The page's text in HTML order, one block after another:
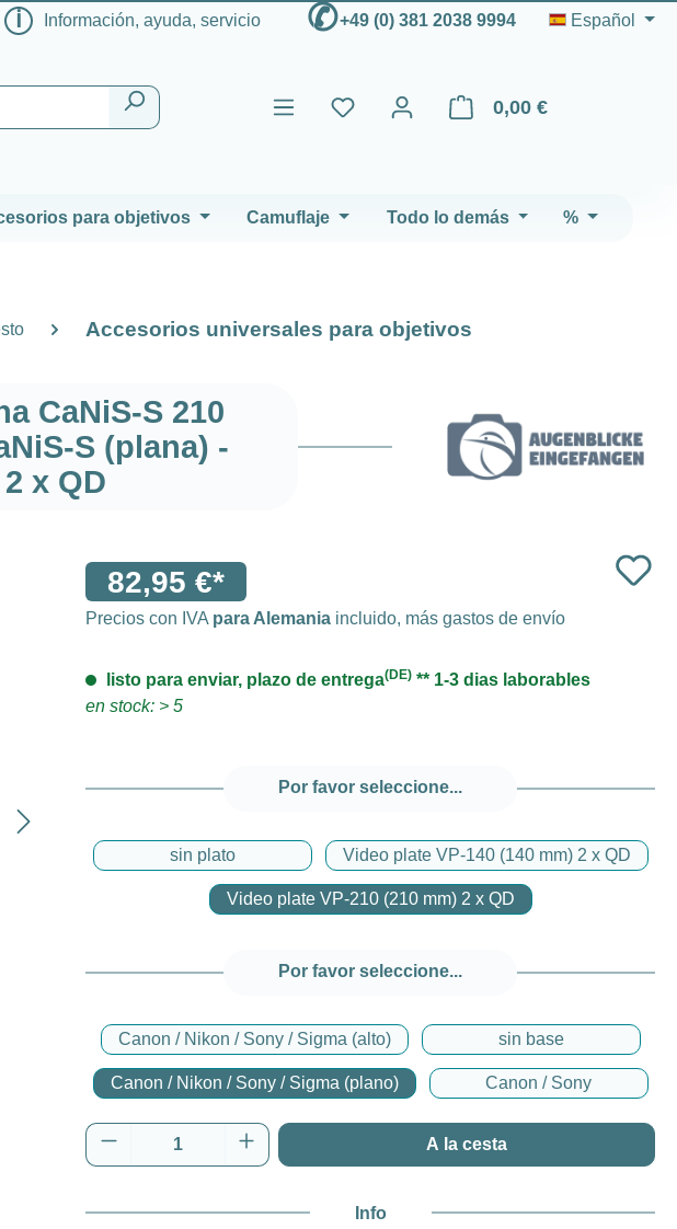
ℹ Información, ayuda, servicio ✆+49 (0) 381 2038 9994 Español
0,00 €
El carrito de compras
para objetivos Camuflaje Todo lo demás %
Accesorios universales para objetivos
CaNiS-S 210
S (plana) -
x QD
82,95 €*
Precios con IVA para Alemania incluido, más gastos de envío
listo para enviar, plazo de entrega(DE) ** 1-3 dias laborables
en stock: > 5
Por favor seleccione...
sin plato Video plate VP-140 (140 mm) 2 x QD
Video plate VP-210 (210 mm) 2 x QD
Por favor seleccione...
Canon / Nikon / Sony / Sigma (alto) sin base
Canon / Nikon / Sony / Sigma (plano) Canon / Sony
Cantidad del producto: introduce la cantidad
A la cesta
Info